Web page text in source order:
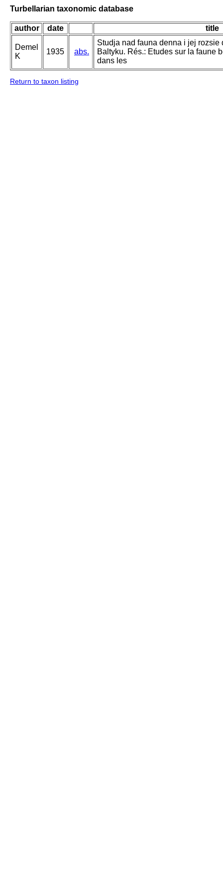
Turbellarian taxonomic database
author date title
Demel
K
1935 abs.
Studja nad fauna denna i jej
Baltyku. Rés.: Etudes sur la faune
dans les
Return to taxon listing